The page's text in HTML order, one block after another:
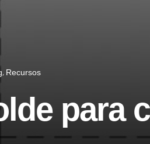
Recursos
para